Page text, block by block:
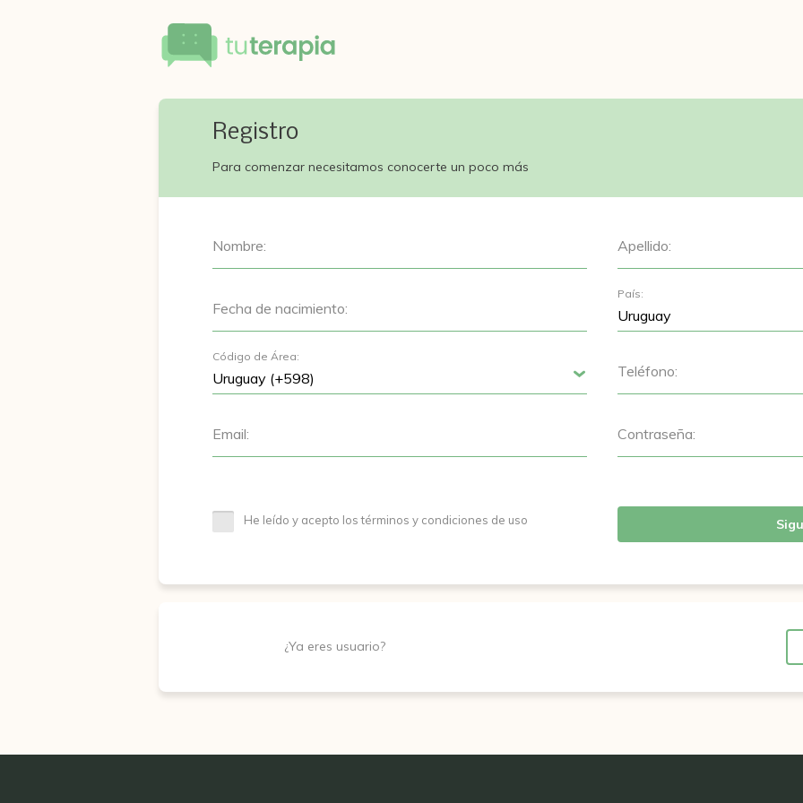
Registro
Para comenzar necesitamos conocerte un poco más
Nombre: Apellido:
Fecha de nacimiento:
País:
Código de Área:
Teléfono:
Email: Contraseña:
He leído y acepto los términos y condiciones de uso
¿Ya eres usuario?